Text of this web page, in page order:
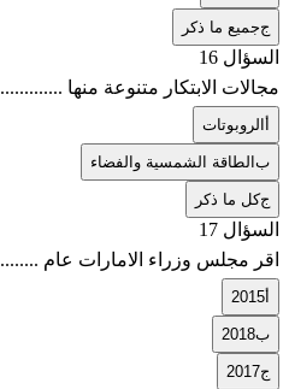
ججميع ما ذكر
السؤال 16
مجالات الابتكار متنوعة منها
الروبوتات
بالطاقة الشمسية والفضاء
جكل ما ذكر
السؤال 17
اقر مجلس وزراء الامارات عام
2015
ب2018
ج2017